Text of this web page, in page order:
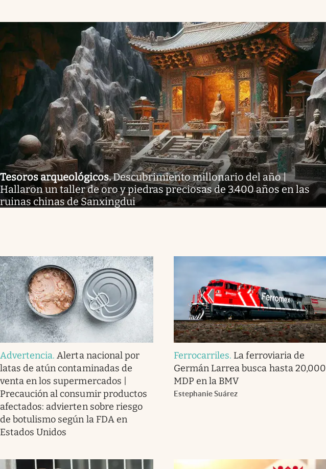
Tesoros arqueológicos.Descubrimiento millonario del año |
Hallaron un taller de oro y piedras preciosas de 3.400 años en las
ruinas chinas de Sanxingdui
Advertencia.Alerta nacional por
latas de atún contaminadas de
venta en los supermercados |
Precaución al consumir productos
afectados: advierten sobre riesgo
de botulismo según la FDA en
Estados Unidos
Ferrocarriles. La ferroviaria de
Germán Larrea busca hasta 20,000
MDP en la BMV
Estephanie Suárez